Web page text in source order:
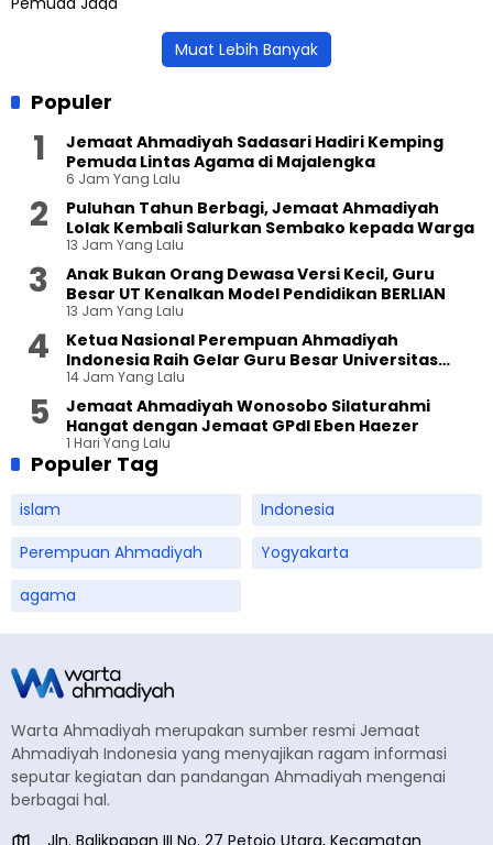
Muat Lebih Banyak
Populer
Jemaat Ahmadiyah Sadasari Hadiri Kemping
Pemuda Lintas Agama di Majalengka
6 Jam Yang Lalu
Puluhan Tahun Berbagi, Jemaat Ahmadiyah
Lolak Kembali Salurkan Sembako kepada Warga
13 Jam Yang Lalu
Anak Bukan Orang Dewasa Versi Kecil, Guru
Besar UT Kenalkan Model Pendidikan BERLIAN
13 Jam Yang Lalu
Ketua Nasional Perempuan Ahmadiyah
Indonesia Raih Gelar Guru Besar Universitas
Terbuka
14 Jam Yang Lalu
Jemaat Ahmadiyah Wonosobo Silaturahmi
Hangat dengan Jemaat GPdI Eben Haezer
1 Hari Yang Lalu
Populer Tag
islam
Indonesia
Perempuan Ahmadiyah
Yogyakarta
agama
Warta Ahmadiyah merupakan sumber resmi Jemaat
Ahmadiyah Indonesia yang menyajikan ragam informasi
seputar kegiatan dan pandangan Ahmadiyah mengenai
berbagai hal.
Jln. Balikpapan III No. 27 Petojo Utara, Kecamatan